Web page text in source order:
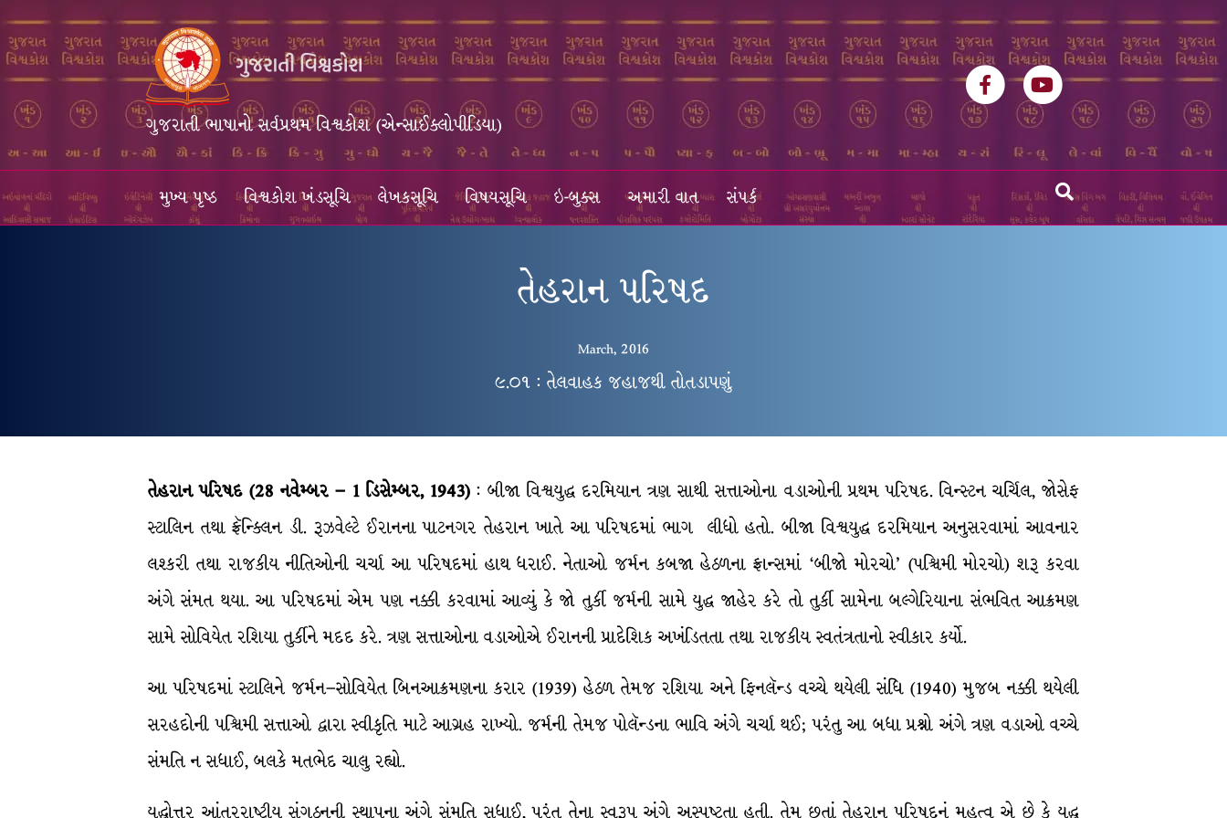
ગુજરાતી ભાષાનો સર્વપ્રથમ વિશ્વકોશ (એન્સાઈક્લોપીડિયા)
FacebookYoutube
મુખ્ય પૃષ્ઠ વિશ્વકોશ ખંડસૂચિ લેખકસૂચિ વિષયસૂચિ ઇ-બુક્સ અમારી વાત સંપર્ક
તેહરાન પરિષદ
March, 2016
૯.૦૧ : તેલવાહક જહાજથી તોતડાપણું
તેહરાન પરિષદ (28 નવેમ્બર – 1 ડિસેમ્બર, 1943): બીજા વિશ્વયુદ્ધ દરમિયાન ત્રણ સાથી સત્તાઓના વડાઓની પ્રથમ પરિષદ. વિન્સ્ટન ચર્ચિલ, જોસેફ
સ્ટાલિન તથા ફ્રૅન્ક્લિન ડી. રૂઝવેલ્ટે ઈરાનના પાટનગર તેહરાન ખાતે આ પરિષદમાં ભાગ લીધો હતો. બીજા વિશ્વયુદ્ધ દરમિયાન અનુસરવામાં આવનાર
લશ્કરી તથા રાજકીય નીતિઓની ચર્ચા આ પરિષદમાં હાથ ધરાઈ. નેતાઓ જર્મન કબજા હેઠળના ફ્રાન્સમાં ‘બીજો મોરચો’ (પશ્ચિમી મોરચો) શરૂ કરવા
અંગે સંમત થયા. આ પરિષદમાં એમ પણ નક્કી કરવામાં આવ્યું કે જો તુર્કી જર્મની સામે યુદ્ધ જાહેર કરે તો તુર્કી સામેના બલ્ગેરિયાના સંભવિત આક્રમણ
સામે સોવિયેત રશિયા તુર્કીને મદદ કરે. ત્રણ સત્તાઓના વડાઓએ ઈરાનની પ્રાદેશિક અખંડિતતા તથા રાજકીય સ્વતંત્રતાનો સ્વીકાર કર્યો.
આ પરિષદમાં સ્ટાલિને જર્મન–સોવિયેત બિનઆક્રમણના કરાર (1939) હેઠળ તેમજ રશિયા અને ફિનલૅન્ડ વચ્ચે થયેલી સંધિ (1940) મુજબ નક્કી થયેલી
સરહદોની પશ્ચિમી સત્તાઓ દ્વારા સ્વીકૃતિ માટે આગ્રહ રાખ્યો. જર્મની તેમજ પોલૅન્ડના ભાવિ અંગે ચર્ચા થઈ; પરંતુ આ બધા પ્રશ્નો અંગે ત્રણ વડાઓ વચ્ચે
સંમતિ ન સધાઈ, બલકે મતભેદ ચાલુ રહ્યો.
યુદ્ધોત્તર આંતરરાષ્ટ્રીય સંગઠનની સ્થાપના અંગે સંમતિ સધાઈ, પરંતુ તેના સ્વરૂપ અંગે અસ્પષ્ટતા હતી. તેમ છતાં તેહરાન પરિષદનું મહત્વ એ છે કે યુદ્ધ